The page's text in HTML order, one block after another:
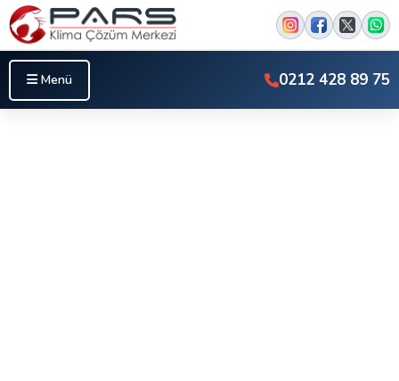
Menü 0212 428 89 75